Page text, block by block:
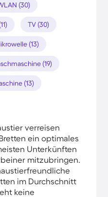
(30)
TV (30)
(13)
(19)
(13)
verreisen
ein optimales
Unterkünften
mitzubringen.
im Durchschnitt
keine